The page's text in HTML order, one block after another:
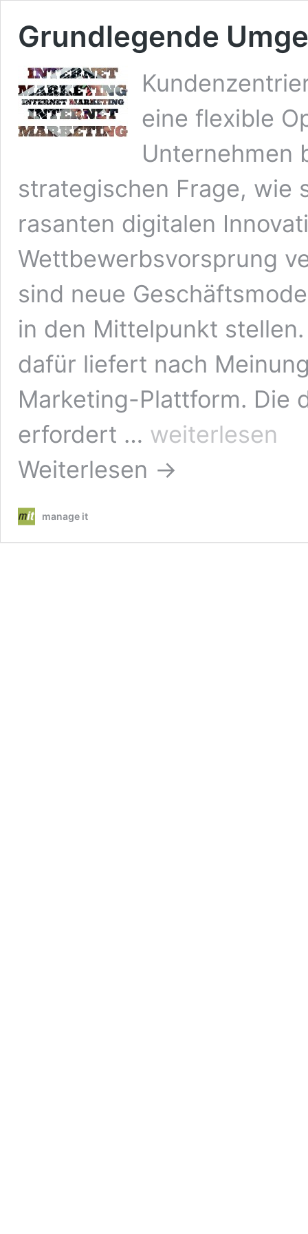
Grundlegende
eine flexible
Unternehmen
strategischen Frage, wie
rasanten digitalen
Wettbewerbsvorsprung
sind neue
in den Mittelpunkt
dafür liefert nach
Marketing-Plattform. Die
erfordert …
Grundlegende
Umgestaltung
Marketings
weiterlesen
Weiterlesen →
manage it